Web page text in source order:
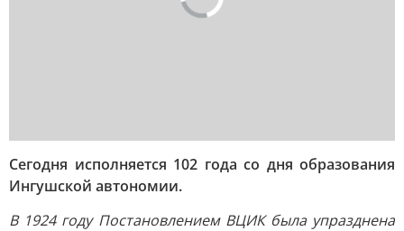
Сегодня исполняется 102 года со дня образования
Ингушской автономии.
В 1924 году Постановлением ВЦИК была упразднена